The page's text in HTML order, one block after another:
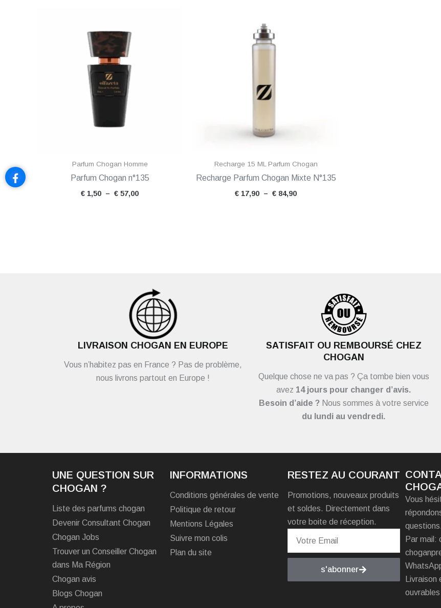
Parfum Chogan Homme
Parfum Chogan n°135
€ 1,50 – € 57,00
Recharge 15 ML Parfum Chogan
Recharge Parfum Chogan Mixte N°135
€ 17,90 – € 84,90
LIVRAISON CHOGAN EN EUROPE
Vous n’habitez pas en France ? Pas de problème,
nous livrons partout en Europe !
SATISFAIT OU REMBOURSÉ CHEZ
CHOGAN
Quelque chose ne va pas ? Ça tombe bien vous
avez 14 jours pour changer d’avis.
Besoin d’aide ?Nous sommes à votre service
du lundi au vendredi.
UNE QUESTION SUR
CHOGAN ?
Liste des parfums chogan
Devenir Consultant Chogan
Chogan Jobs
Trouver un Conseiller Chogan
dans Ma Région
Chogan avis
Blogs Chogan
INFORMATIONS
Conditions générales de vente
Politique de retour
Mentions Légales
Suivre mon colis
Plan du site
RESTEZ AU COURANT
Promotions, nouveaux produits
et soldes. Directement dans
votre boite de réception.
s'abonner
Vous
questions.
Par mail:
ouvrables